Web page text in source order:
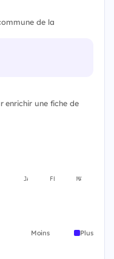
de la
enrichir une fiche de
JANV. FÉVR. MARS
Moins Plus